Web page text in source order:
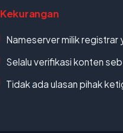
Kekurangan
Nameserver milik registrar
Selalu verifikasi konten
Tidak ada ulasan pihak